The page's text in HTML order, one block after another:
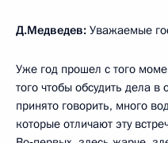
Д.Медведев: Уважаемые
Уже год прошел с того
того чтобы обсудить дела
принято говорить, много
которые отличают эту